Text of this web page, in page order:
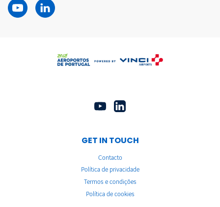
GET IN TOUCH
Contacto
Política de privacidade
Termos e condições
Política de cookies